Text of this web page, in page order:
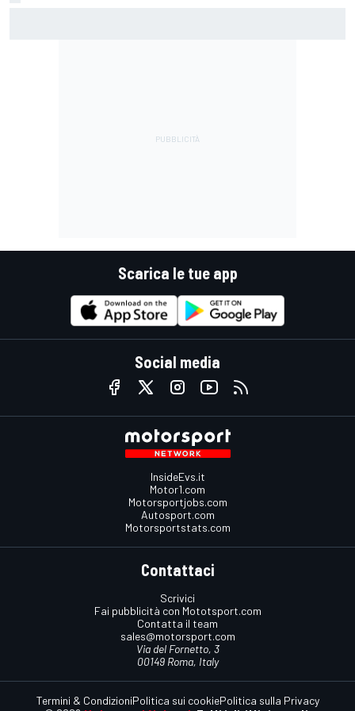
Scarica le tue app
Social media
InsideEvs.it
Motor1.com
Motorsportjobs.com
Autosport.com
Motorsportstats.com
Contattaci
Scrivici
Fai pubblicità con Mototsport.com
Contatta il team
sales@motorsport.com
Via del Fornetto, 3
00149 Roma, Italy
Termini & CondizioniPolitica sui cookiePolitica sulla Privacy